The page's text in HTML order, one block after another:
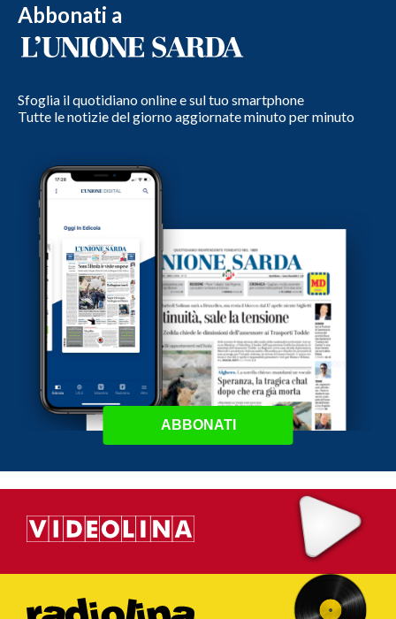
Abbonati a
Sfoglia il quotidiano online e sul tuo smartphone
Tutte le notizie del giorno aggiornate minuto per minuto
ABBONATI